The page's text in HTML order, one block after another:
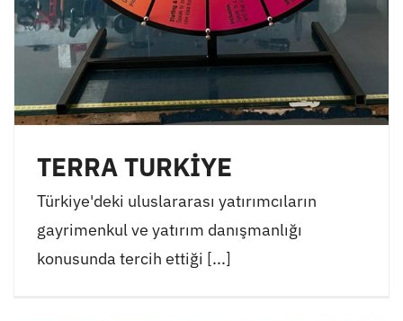
TERRA TURKİYE
Türkiye'deki uluslararası yatırımcıların
gayrimenkul ve yatırım danışmanlığı
konusunda tercih ettiği [...]